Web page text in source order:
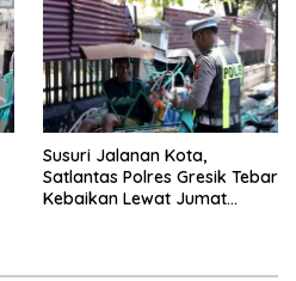
Ketenteraman Masyarakat
Susuri Jalanan Kota,
Satlantas Polres Gresik Tebar
Kebaikan Lewat Jumat